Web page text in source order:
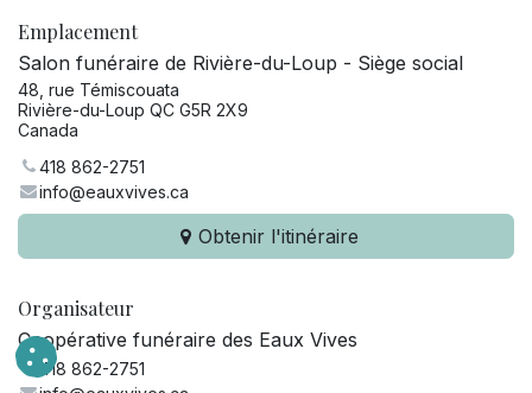
Emplacement
Salon funéraire de Rivière-du-Loup - Siège social
48, rue Témiscouata
Rivière-du-Loup QC G5R 2X9
Canada
418 862-2751
info@eauxvives.ca
Obtenir l'itinéraire
Organisateur
Coopérative funéraire des Eaux Vives
418 862-2751